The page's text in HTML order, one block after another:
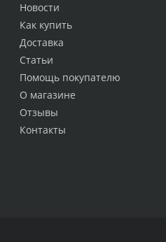
Новости
Как купить
Доставка
Статьи
Помощь покупателю
О магазине
Отзывы
Контакты